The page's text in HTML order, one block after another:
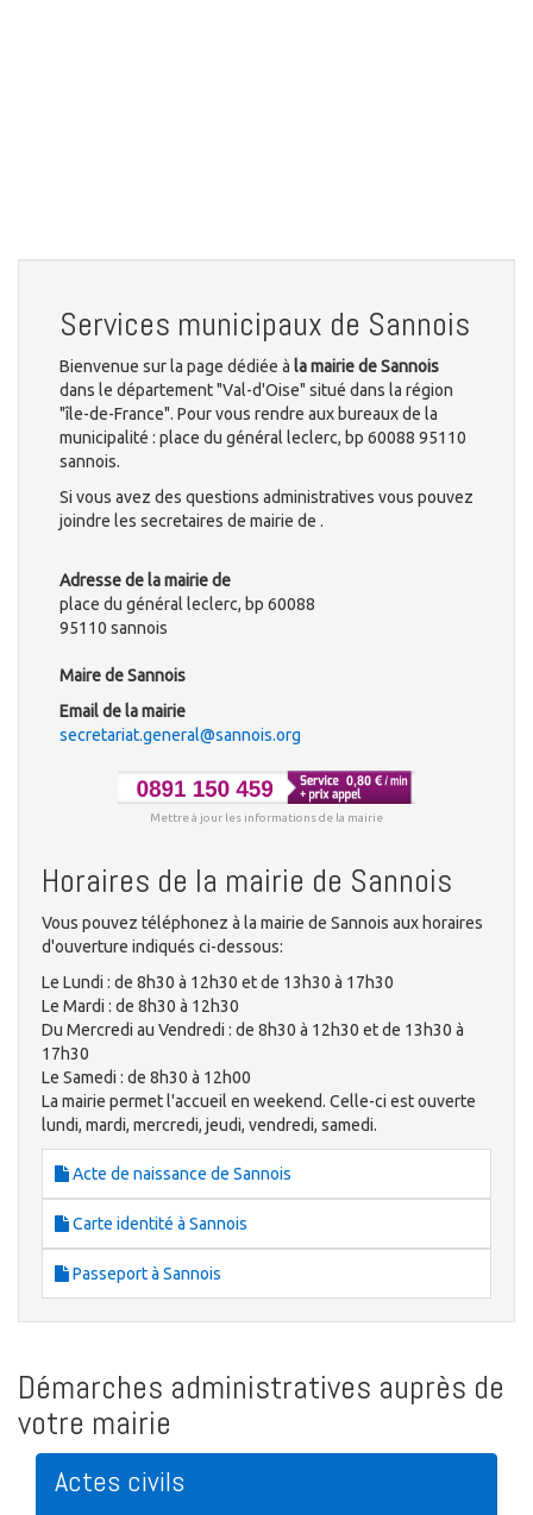
Services municipaux de Sannois
Bienvenue sur la page dédiée à la mairie de Sannois
dans le département "Val-d'Oise" situé dans la région
"île-de-France". Pour vous rendre aux bureaux de la
municipalité : place du général leclerc, bp 60088 95110
sannois.
Si vous avez des questions administratives vous pouvez
joindre les secretaires de mairie de .
Adresse de la mairie de
place du général leclerc, bp 60088
95110 sannois
Maire de Sannois
Email de la mairie
secretariat.general@sannois.org
Mettre à jour les informations de la mairie
Horaires de la mairie de Sannois
Vous pouvez téléphonez à la mairie de Sannois aux horaires
d'ouverture indiqués ci-dessous:
Le Lundi : de 8h30 à 12h30 et de 13h30 à 17h30
Le Mardi : de 8h30 à 12h30
Du Mercredi au Vendredi : de 8h30 à 12h30 et de 13h30 à
17h30
Le Samedi : de 8h30 à 12h00
La mairie permet l'accueil en weekend. Celle-ci est ouverte
lundi, mardi, mercredi, jeudi, vendredi, samedi.
Acte de naissance de Sannois
Carte identité à Sannois
Passeport à Sannois
Démarches administratives auprès de
votre mairie
Actes civils